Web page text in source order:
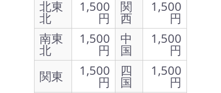
北東
北
1,500
円
関
西
1,500
円
南東
北
1,500
円
中
国
1,500
円
関東
1,500
円
四
国
1,500
円